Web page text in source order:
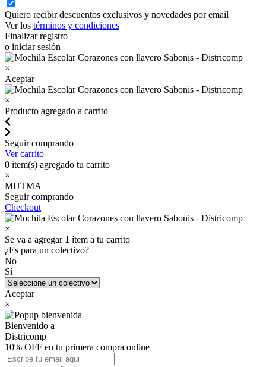
Quiero recibir descuentos exclusivos y novedades por email
Ver los términos y condiciones
Finalizar registro
o iniciar sesión
×
Aceptar
×
Producto agregado a carrito
Seguir comprando
Ver carrito
0 item(s) agregado tu carrito
×
MUTMA
Seguir comprando
Checkout
×
Se va a agregar 1 ítem a tu carrito
¿Es para un colectivo?
No
Sí
Aceptar
×
Bienvenido a
Districomp
10% OFF en tu primera compra online